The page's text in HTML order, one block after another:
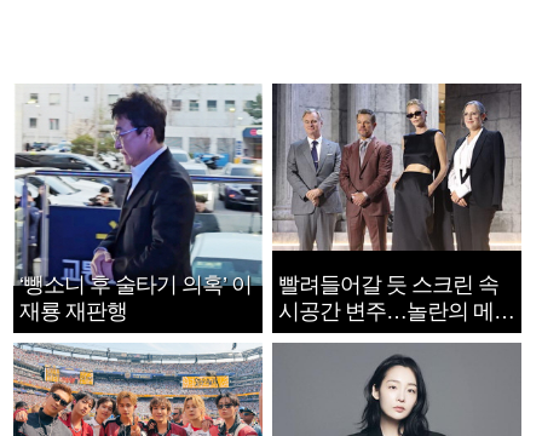
‘뺑소니 후 술타기 의혹’ 이
재룡 재판행
빨려들어갈 듯 스크린 속
시공간 변주…놀란의 메시
지는 ‘전쟁 속죄’